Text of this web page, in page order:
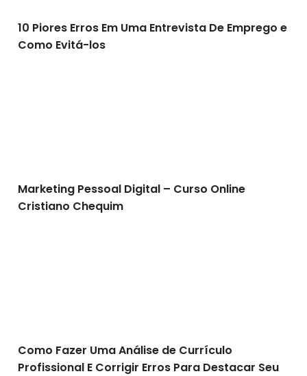
10 Piores Erros Em Uma Entrevista De Emprego e
Como Evitá-los
Marketing Pessoal Digital – Curso Online
Cristiano Chequim
Como Fazer Uma Análise de Currículo
Profissional E Corrigir Erros Para Destacar Seu